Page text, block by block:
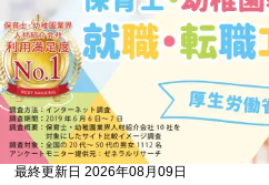
最終更新日 2026年08月09日